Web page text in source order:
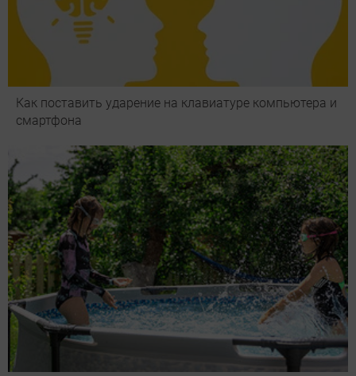
Как поставить ударение на клавиатуре компьютера и
смартфона